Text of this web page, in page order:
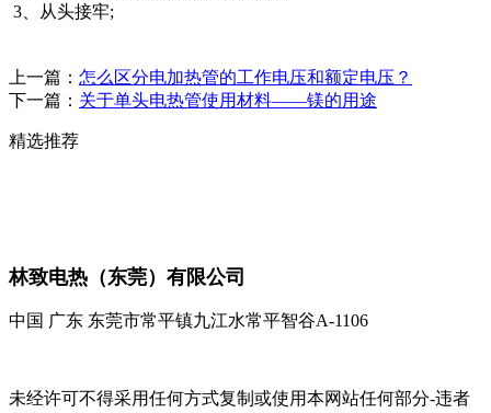
3、从头接牢;
上一篇： 怎么区分电加热管的工作电压和额定电压？
下一篇： 关于单头电热管使用材料——镁的用途
精选推荐
林致电热（东莞）有限公司
中国 广东 东莞市常平镇九江水常平智谷A-1106
未经许可不得采用任何方式复制或使用本网站任何部分-违者